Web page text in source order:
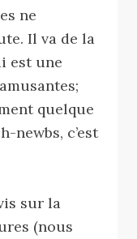
ne
Il va de la
est une
quelque
newbs, c’est
sur la
(nous